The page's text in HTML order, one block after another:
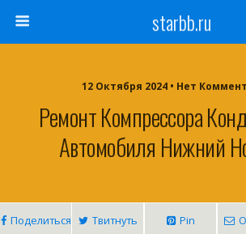
starbb.ru
12 Октября 2024 • Нет
Ремонт Компрессора
Автомобиля Нижний
Поделиться Твитнуть Pin